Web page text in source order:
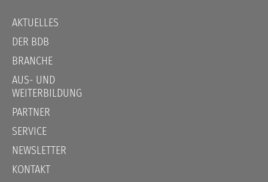
Navigation
überspringen
AKTUELLES
DER BDB
BRANCHE
AUS- UND
WEITERBILDUNG
PARTNER
SERVICE
NEWSLETTER
KONTAKT